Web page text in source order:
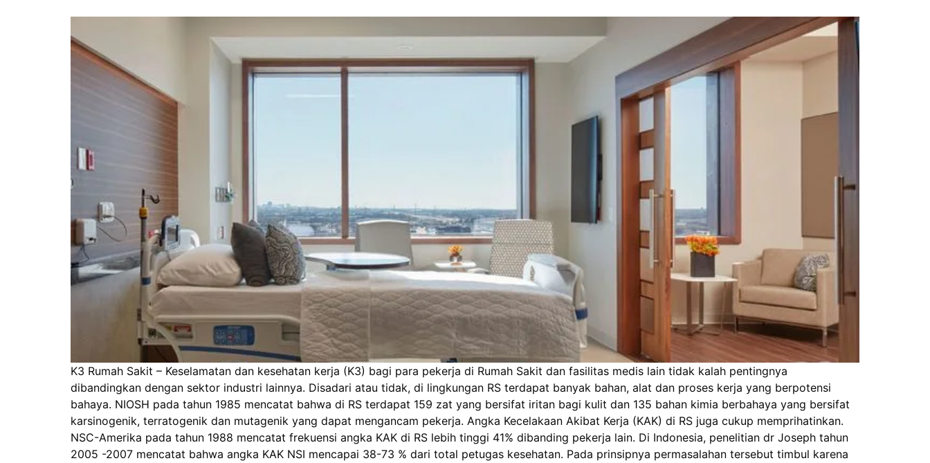
K3 Rumah Sakit – Keselamatan dan kesehatan kerja (K3) bagi para pekerja di Rumah Sakit dan fasilitas medis lain tidak kalah pentingnya
dibandingkan dengan sektor industri lainnya. Disadari atau tidak, di lingkungan RS terdapat banyak bahan, alat dan proses kerja yang berpotensi
bahaya. NIOSH pada tahun 1985 mencatat bahwa di RS terdapat 159 zat yang bersifat iritan bagi kulit dan 135 bahan kimia berbahaya yang bersifat
karsinogenik, terratogenik dan mutagenik yang dapat mengancam pekerja. Angka Kecelakaan Akibat Kerja (KAK) di RS juga cukup memprihatinkan.
NSC-Amerika pada tahun 1988 mencatat frekuensi angka KAK di RS lebih tinggi 41% dibanding pekerja lain. Di Indonesia, penelitian dr Joseph tahun
2005 -2007 mencatat bahwa angka KAK NSI mencapai 38-73 % dari total petugas kesehatan. Pada prinsipnya permasalahan tersebut timbul karena